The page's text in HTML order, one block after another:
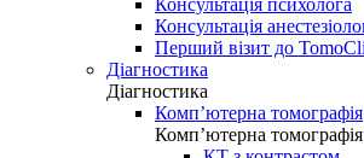
Консультація психолога
Консультація
Перший візит до
Діагностика
Діагностика
Комп’ютерна томографія
Комп’ютерна томографія